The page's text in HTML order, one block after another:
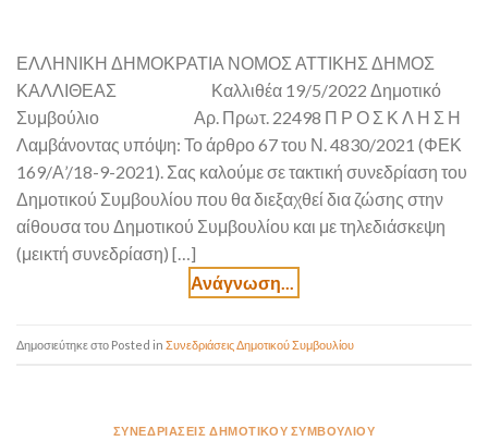
ΕΛΛΗΝΙΚΗ ΔΗΜΟΚΡΑΤΙΑ ΝΟΜΟΣ ΑΤΤΙΚΗΣ ΔΗΜΟΣ
ΚΑΛΛΙΘΕΑΣ Καλλιθέα 19/5/2022 Δημοτικό
Συμβούλιο Αρ. Πρωτ. 22498 Π Ρ Ο Σ Κ Λ Η Σ Η
Λαμβάνοντας υπόψη: Το άρθρο 67 του Ν. 4830/2021 (ΦΕΚ
169/Α’/18-9-2021). Σας καλούμε σε τακτική συνεδρίαση του
Δημοτικού Συμβουλίου που θα διεξαχθεί δια ζώσης στην
αίθουσα του Δημοτικού Συμβουλίου και με τηλεδιάσκεψη
(μεικτή συνεδρίαση) […]
Posted in Συνεδριάσεις Δημοτικού Συμβουλίου
ΣΥΝΕΔΡΙΆΣΕΙΣ ΔΗΜΟΤΙΚΟΎ ΣΥΜΒΟΥΛΊΟΥ